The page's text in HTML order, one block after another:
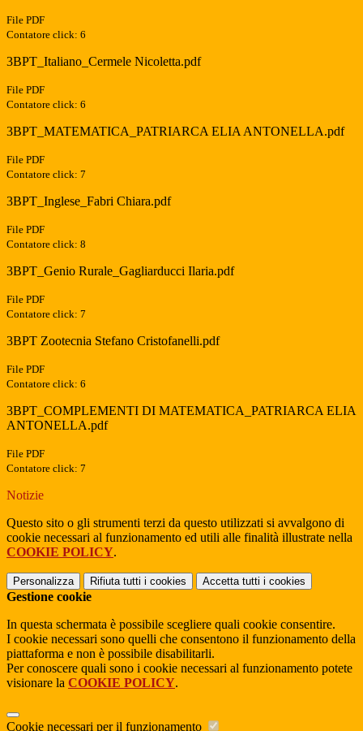
File PDF
Contatore click: 6
3BPT_Italiano_Cermele Nicoletta.pdf
File PDF
Contatore click: 6
3BPT_MATEMATICA_PATRIARCA ELIA ANTONELLA.pdf
File PDF
Contatore click: 7
3BPT_Inglese_Fabri Chiara.pdf
File PDF
Contatore click: 8
3BPT_Genio Rurale_Gagliarducci Ilaria.pdf
File PDF
Contatore click: 7
3BPT Zootecnia Stefano Cristofanelli.pdf
File PDF
Contatore click: 6
3BPT_COMPLEMENTI DI MATEMATICA_PATRIARCA ELIA
ANTONELLA.pdf
File PDF
Contatore click: 7
Notizie
Questo sito o gli strumenti terzi da questo utilizzati si avvalgono di
cookie necessari al funzionamento ed utili alle finalità illustrate nella
COOKIE POLICY.
Personalizza Rifiuta tutti i cookies Accetta tutti i cookies
Gestione cookie
In questa schermata è possibile scegliere quali cookie consentire.
I cookie necessari sono quelli che consentono il funzionamento della
piattaforma e non è possibile disabilitarli.
Per conoscere quali sono i cookie necessari al funzionamento potete
visionare la COOKIE POLICY.
Cookie necessari per il funzionamento